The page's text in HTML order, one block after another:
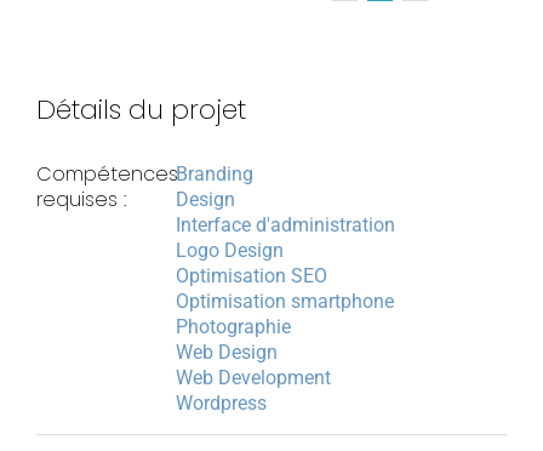
Détails du projet
Compétences
requises :
Branding
Design
Interface d'administration
Logo Design
Optimisation SEO
Optimisation smartphone
Photographie
Web Design
Web Development
Wordpress